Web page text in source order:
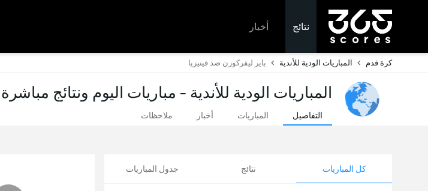
نتائج أخبار
كرة قدم المباريات الودية للأندية باير ليفركوزن ضد فينيزيا
المباريات الودية للأندية - مباريات اليوم ونتائج مباشرة
التفاصيل المباريات أخبار ملاحظات
كل المباريات نتائج جدول المباريات